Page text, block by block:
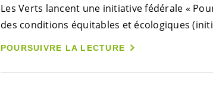
Les Verts lancent une initiative fédérale «
des conditions équitables et écologiques
POURSUIVRE LA LECTURE